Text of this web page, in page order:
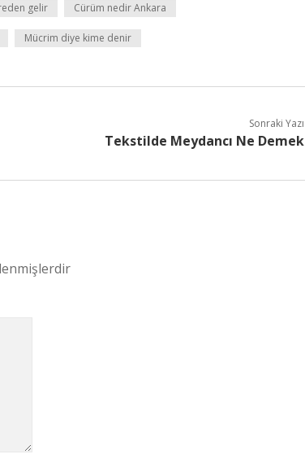
gelir Cürüm nedir Ankara
Mücrim diye kime denir
Sonraki Yazı
Tekstilde Meydancı Ne Demek